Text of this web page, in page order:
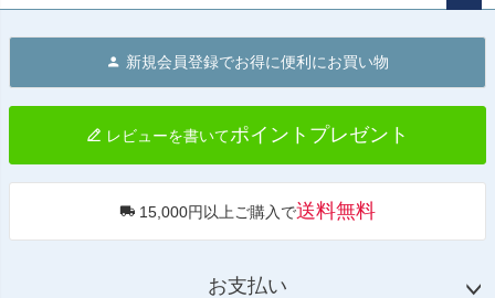
へ
新規会員登録でお得に便利にお買い物
レビューを書いてポイントプレゼント
15,000円以上ご購入で送料無料
お支払い